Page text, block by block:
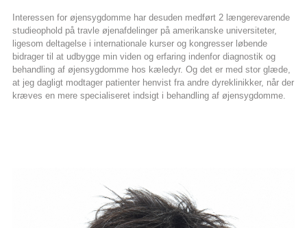
Interessen for øjensygdomme har desuden medført 2 længerevarende
studieophold på travle øjenafdelinger på amerikanske universiteter,
ligesom deltagelse i internationale kurser og kongresser løbende
bidrager til at udbygge min viden og erfaring indenfor diagnostik og
behandling af øjensygdomme hos kæledyr. Og det er med stor glæde,
at jeg dagligt modtager patienter henvist fra andre dyreklinikker, når der
kræves en mere specialiseret indsigt i behandling af øjensygdomme.